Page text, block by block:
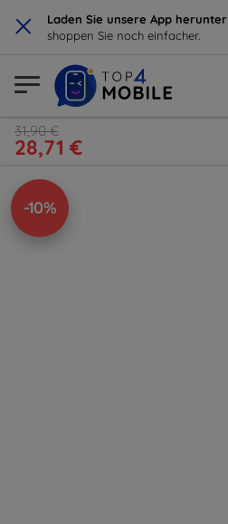
× Laden Sie unsere App herunter
shoppen Sie noch einfacher.
31,90 €
28,71 €
-10%